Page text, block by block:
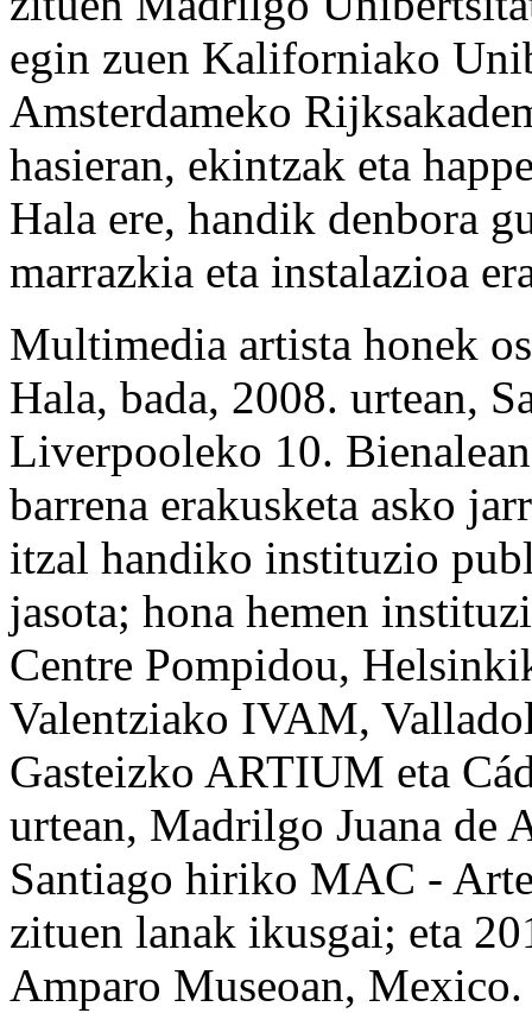
egin zuen Kaliforniako
Amsterdameko
hasieran, ekintzak eta
Hala ere, handik denbora
marrazkia eta instalazioa
Multimedia artista honek
Hala, bada, 2008. urtean,
Liverpooleko 10.
barrena erakusketa asko
itzal handiko instituzio
jasota; hona hemen
Centre Pompidou,
Valentziako IVAM,
Gasteizko ARTIUM eta
urtean, Madrilgo Juana de
Santiago hiriko MAC -
zituen lanak ikusgai; eta
Amparo Museoan, Mexico.